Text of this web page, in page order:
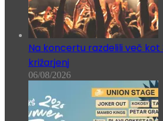
Na koncertu razdelili več
križarjenj
06/08/2026